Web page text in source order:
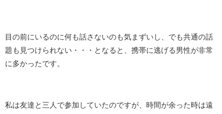
目の前にいるのに何も話さないのも気まずいし、でも共通の話
題も見つけられない・・・となると、携帯に逃げる男性が非常
に多かったです。
私は友達と三人で参加していたのですが、時間が余った時は遠